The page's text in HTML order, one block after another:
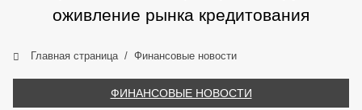
оживление рынка кредитования
Главная страница Финансовые новости
ФИНАНСОВЫЕ НОВОСТИ